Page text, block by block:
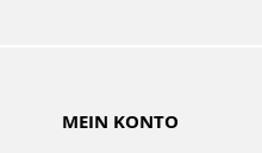
MEIN KONTO